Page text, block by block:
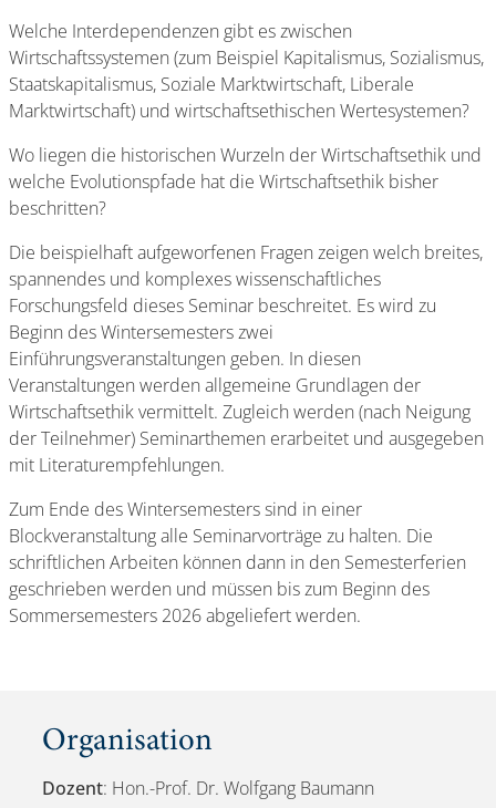
Welche Interdependenzen gibt es zwischen
Wirtschaftssystemen (zum Beispiel Kapitalismus, Sozialismus,
Staatskapitalismus, Soziale Marktwirtschaft, Liberale
Marktwirtschaft) und wirtschaftsethischen Wertesystemen?
Wo liegen die historischen Wurzeln der Wirtschaftsethik und
welche Evolutionspfade hat die Wirtschaftsethik bisher
beschritten?
Die beispielhaft aufgeworfenen Fragen zeigen welch breites,
spannendes und komplexes wissenschaftliches
Forschungsfeld dieses Seminar beschreitet. Es wird zu
Beginn des Wintersemesters zwei
Einführungsveranstaltungen geben. In diesen
Veranstaltungen werden allgemeine Grundlagen der
Wirtschaftsethik vermittelt. Zugleich werden (nach Neigung
der Teilnehmer) Seminarthemen erarbeitet und ausgegeben
mit Literaturempfehlungen.
Zum Ende des Wintersemesters sind in einer
Blockveranstaltung alle Seminarvorträge zu halten. Die
schriftlichen Arbeiten können dann in den Semesterferien
geschrieben werden und müssen bis zum Beginn des
Sommersemesters 2026 abgeliefert werden.
Organisation
Dozent: Hon.-Prof. Dr. Wolfgang Baumann